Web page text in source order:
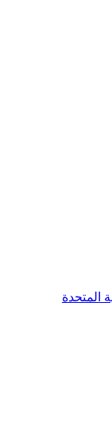
المتحدة